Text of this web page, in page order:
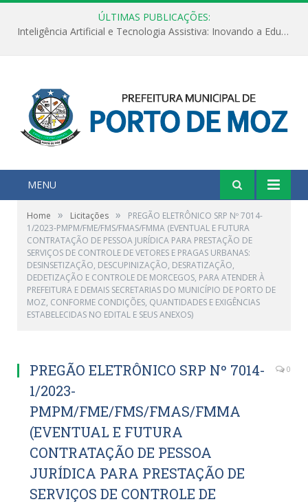
ÚLTIMAS PUBLICAÇÕES:
Inteligência Artificial e Tecnologia Assistiva: Inovando a Educação Especial e Inclusiva
MENU
Home » Licitações »
PREGÃO ELETRÔNICO SRP Nº 7014-
1/2023-PMPM/FME/FMS/FMAS/FMMA (EVENTUAL E FUTURA
CONTRATAÇÃO DE PESSOA JURÍDICA PARA PRESTAÇÃO DE
SERVIÇOS DE CONTROLE DE VETORES E PRAGAS URBANAS:
DESINSETIZAÇÃO, DESCUPINIZAÇÃO, DESRATIZAÇÃO,
DEDETIZAÇÃO E CONTROLE DE MORCEGOS, PARA ATENDER À
PREFEITURA E DEMAIS SECRETARIAS DO MUNICÍPIO DE PORTO DE
MOZ, CONFORME CONDIÇÕES, QUANTIDADES E EXIGÊNCIAS
ESTABELECIDAS NO EDITAL E SEUS ANEXOS)
PREGÃO ELETRÔNICO SRP Nº 7014-
1/2023-
PMPM/FME/FMS/FMAS/FMMA
(EVENTUAL E FUTURA
CONTRATAÇÃO DE PESSOA
JURÍDICA PARA PRESTAÇÃO DE
SERVIÇOS DE CONTROLE DE
0